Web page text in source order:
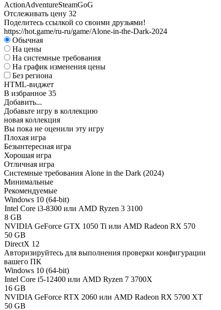
ActionAdventureSteamGoG
Отслеживать цену 32
Поделитесь ссылкой со своими друзьями!
https://hot.game/ru-ru/game/Alone-in-the-Dark-2024
Обычная
На цены
На системные требования
На график изменения цены
Без региона
HTML-виджет
В избранное 35
Добавить...
Добавьте игру в коллекцию
новая коллекция
Вы пока не оценили эту игру
Плохая игра
Безынтересная игра
Хорошая игра
Отличная игра
Системные требования Alone in the Dark (2024)
Минимальные
Рекомендуемые
Windows 10 (64-bit)
Intel Core i3-8300 или AMD Ryzen 3 3100
8 GB
NVIDIA GeForce GTX 1050 Ti или AMD Radeon RX 570
50 GB
DirectX 12
Авторизируйтесь для выполнения проверки конфигурации
вашего ПК
Windows 10 (64-bit)
Intel Core i5-12400 или AMD Ryzen 7 3700X
16 GB
NVIDIA GeForce RTX 2060 или AMD Radeon RX 5700 XT
50 GB